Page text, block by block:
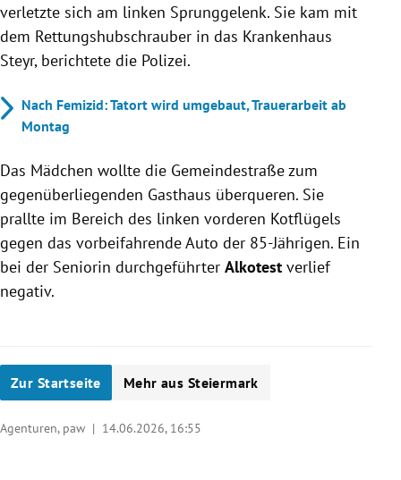
verletzte sich am linken Sprunggelenk. Sie kam mit
dem Rettungshubschrauber in das Krankenhaus
Steyr, berichtete die Polizei.
Nach Femizid: Tatort wird umgebaut, Trauerarbeit ab
Montag
Das Mädchen wollte die Gemeindestraße zum
gegenüberliegenden Gasthaus überqueren. Sie
prallte im Bereich des linken vorderen Kotflügels
gegen das vorbeifahrende Auto der 85-Jährigen. Ein
bei der Seniorin durchgeführter Alkotest verlief
negativ.
Zur Startseite Mehr aus Steiermark
Agenturen, paw | 14.06.2026, 16:55